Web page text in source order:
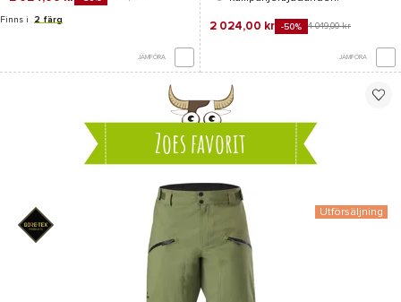
Finns i 2 färg
JÄMFÖRA
2 024,00 kr -50% 4 049,00 kr
JÄMFÖRA
Zoes favorit
Utförsäljning